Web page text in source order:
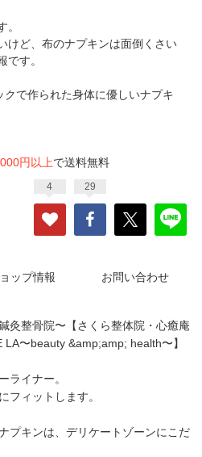
。
けど、布のナプキンは面倒くさい
です。
で作られた身体に優しいナプキ
円以上で送料無料
4 29
ップ情報 お問い合わせ
灸整骨院〜【さくら整体院・心癒庵
LA〜beauty &amp;amp; health〜】
ライナー。
フィットします。
プキンは、デリケートゾーンにこだ